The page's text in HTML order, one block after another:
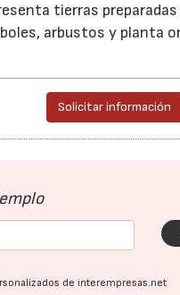
tierras
arbustos y planta
Solicitar información
de interempresas.net